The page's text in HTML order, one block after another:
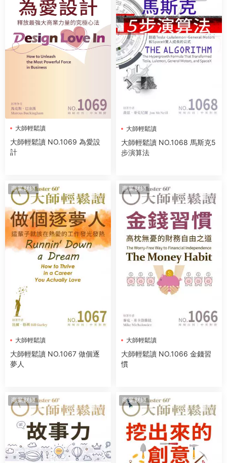
大師輕鬆讀
大師輕鬆讀 NO.1069 為愛設
計
大師輕鬆讀
大師輕鬆讀 NO.1068 馬斯克5
步演算法
商業财經
大師輕鬆讀
大師輕鬆讀 NO.1067 做個逐
夢人
商業财經
大師輕鬆讀
大師輕鬆讀 NO.1066 金錢習
慣
商業财經 商業财經